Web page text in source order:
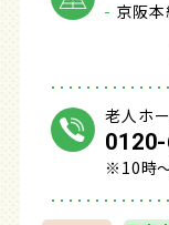
京阪
老人ホ
※10時